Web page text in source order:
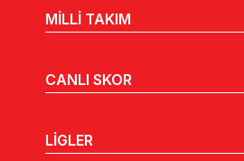
MİLLİ TAKIM
CANLI SKOR
LİGLER